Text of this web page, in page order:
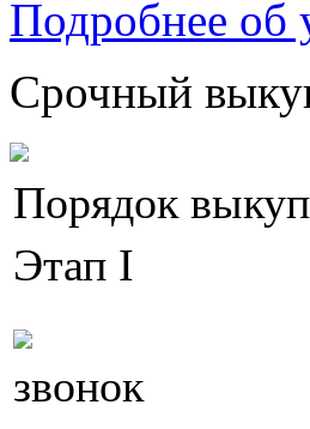
Подробнее об
Срочный
Порядок
Этап I
звонок